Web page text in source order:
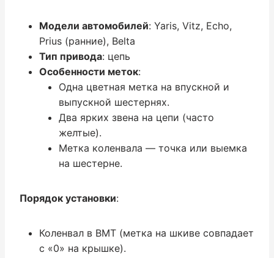
Модели автомобилей: Yaris, Vitz, Echo,
Prius (ранние), Belta
Тип привода: цепь
Особенности меток:
Одна цветная метка на впускной и
выпускной шестернях.
Два ярких звена на цепи (часто
желтые).
Метка коленвала — точка или выемка
на шестерне.
Порядок установки:
Коленвал в ВМТ (метка на шкиве совпадает
с «0» на крышке).